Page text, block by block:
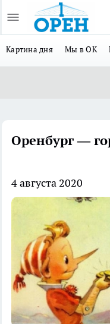
Картина дня Мы в ОК
Оренбург —
4 августа 2020